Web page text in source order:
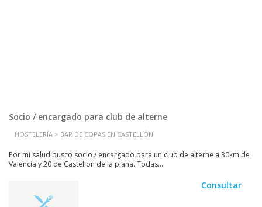
Socio / encargado para club de alterne
HOSTELERÍA > BAR DE COPAS EN CASTELLÓN
Por mi salud busco socio / encargado para un club de alterne a 30km de
Valencia y 20 de Castellon de la plana. Todas...
Consultar